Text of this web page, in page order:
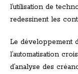
l’utilisation de
redessinent les
Le développement
l’automatisation
d’analyse des